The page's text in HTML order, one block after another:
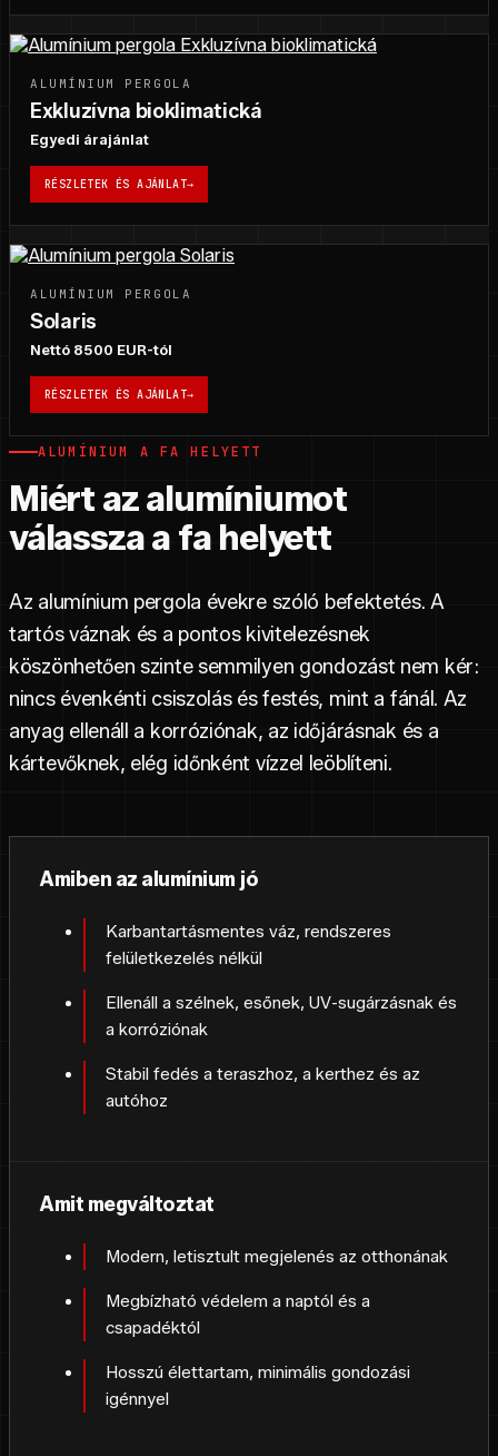
ALUMÍNIUM PERGOLA
Exkluzívna bioklimatická
Egyedi árajánlat
RÉSZLETEK ÉS AJÁNLAT→
ALUMÍNIUM PERGOLA
Solaris
Nettó 8500 EUR-tól
RÉSZLETEK ÉS AJÁNLAT→
ALUMÍNIUM A FA HELYETT
Miért az alumíniumot
válassza a fa helyett
Az alumínium pergola évekre szóló befektetés. A
tartós váznak és a pontos kivitelezésnek
köszönhetően szinte semmilyen gondozást nem kér:
nincs évenkénti csiszolás és festés, mint a fánál. Az
anyag ellenáll a korróziónak, az időjárásnak és a
kártevőknek, elég időnként vízzel leöblíteni.
Amiben az alumínium jó
Karbantartásmentes váz, rendszeres
felületkezelés nélkül
Ellenáll a szélnek, esőnek, UV-sugárzásnak és
a korróziónak
Stabil fedés a teraszhoz, a kerthez és az
autóhoz
Amit megváltoztat
Modern, letisztult megjelenés az otthonának
Megbízható védelem a naptól és a
csapadéktól
Hosszú élettartam, minimális gondozási
igénnyel